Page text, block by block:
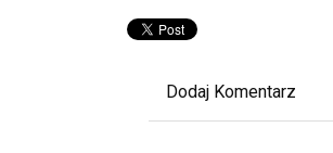
Dodaj Komentarz